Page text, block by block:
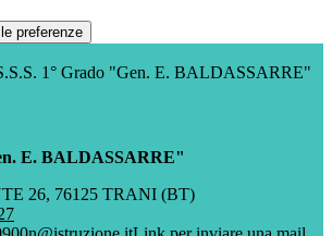
preferenze
1° Grado "Gen. E. BALDASSARRE"
E. BALDASSARRE"
26, 76125 TRANI (BT)